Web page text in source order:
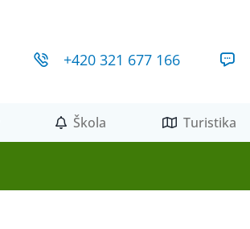
+420 321 677 166
Škola Turistika